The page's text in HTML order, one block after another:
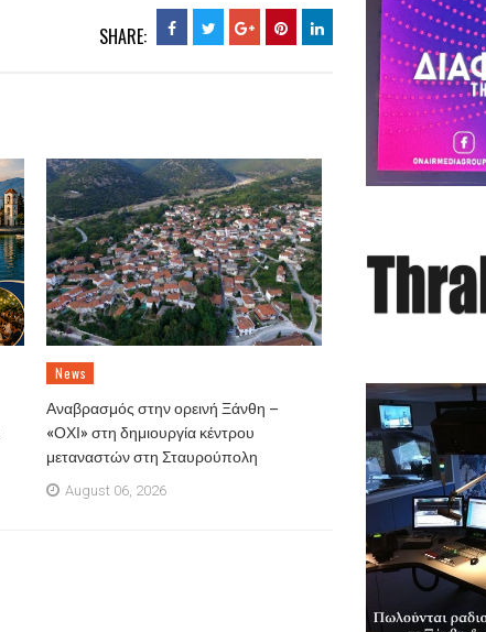
SHARE:
News
Αναβρασμός στην ορεινή Ξάνθη –
«ΟΧΙ» στη δημιουργία κέντρου
μεταναστών στη Σταυρούπολη
August 06, 2026